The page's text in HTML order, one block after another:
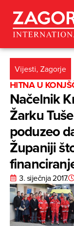
Vijesti, Zagorje
HITNA U
Načelnik
Žarku
poduzeo
Županiji
3. siječnja 2017.